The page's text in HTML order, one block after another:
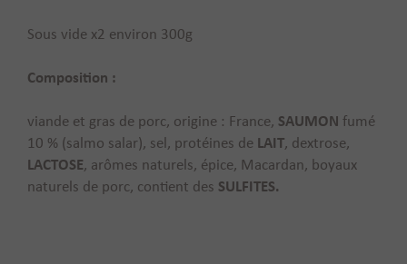
Sous vide x2 environ 300g
Composition :
viande et gras de porc, origine : France, SAUMON fumé
10 % (salmo salar), sel, protéines de LAIT, dextrose,
LACTOSE, arômes naturels, épice, Macardan, boyaux
naturels de porc, contient des SULFITES.